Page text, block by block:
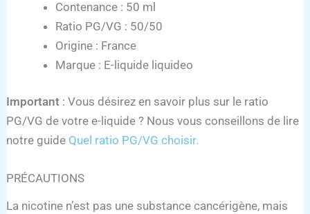
Contenance : 50 ml
Ratio PG/VG : 50/50
Origine : France
Marque : E-liquide liquideo
Important : Vous désirez en savoir plus sur le ratio
PG/VG de votre e-liquide ? Nous vous conseillons de lire
notre guide Quel ratio PG/VG choisir.
PRÉCAUTIONS
La nicotine n’est pas une substance cancérigène, mais